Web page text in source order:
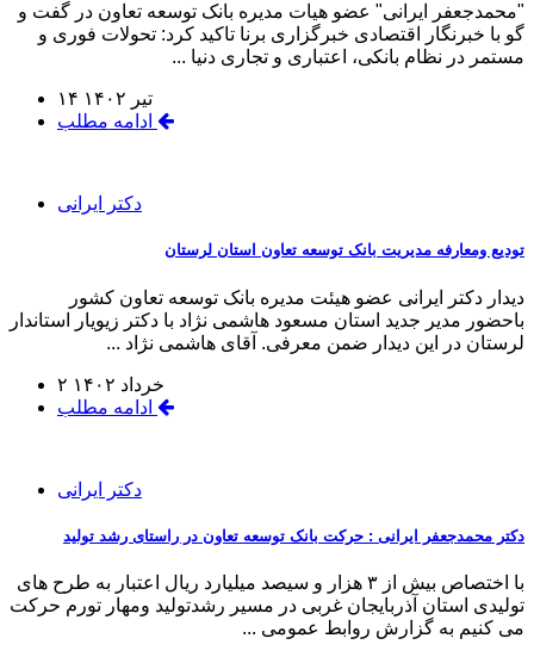
"محمدجعفر ایرانی" عضو هیات مدیره بانک توسعه تعاون در گفت و
گو با خبرنگار اقتصادی خبرگزاری برنا تاکید کرد: تحولات فوری و
مستمر در نظام بانکی، اعتباری و تجاری دنیا ...
۱۴ تیر ۱۴۰۲
دکتر ایرانی
تودیع ومعارفه مدیریت بانک توسعه تعاون استان لرستان
دیدار دکتر ایرانی عضو هیئت مدیره بانک توسعه تعاون کشور
باحضور مدیر جدید استان مسعود هاشمی نژاد با دکتر زیویار استاندار
لرستان در این دیدار ضمن معرفی. آقای هاشمی نژاد ...
۲ خرداد ۱۴۰۲
دکتر ایرانی
دکتر محمدجعفر ایرانی : حرکت بانک توسعه تعاون در راستای رشد تولید
با اختصاص بیش از ۳ هزار و سیصد میلیارد ریال اعتبار به طرح های
تولیدی استان آذربایجان غربی در مسیر رشدتولید ومهار تورم حرکت
می کنیم به گزارش روابط عمومی ...